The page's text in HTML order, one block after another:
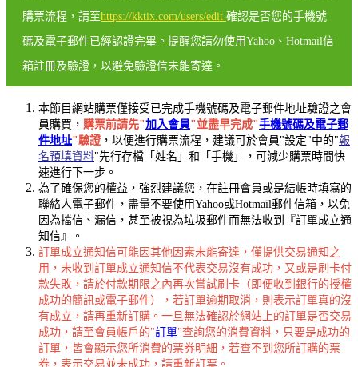
購票流程，請至https://kktix.com/users/edit 確認是否您的手機號
碼及電子郵件已經認證完畢。提醒您請勿使用Yahoo、Hotmail信
箱註冊及驗證，以避免驗證信未能寄達。
本節目網站購票僅接受已完成手機號碼及電子郵件地址驗證之會
員購買， 購票前請先"加入會員"並盡早完成"手機號碼及電子郵
件地址"驗證 ，以便進行購票流程，建議可於會員"設定"中的"報
名預填資料"先行存檔「姓名」和「手機」，可減少購票時間快
速進行下一步。
為了確保您的權益，強烈建議您，在註冊會員或是結帳時填寫的
聯絡人電子郵件，盡量不要使用Yahoo或Hotmail郵件信箱，以免
因為擋信、漏信，甚至被視為垃圾郵件而無法收到『訂單成立通
知信』。
訂單成立通知信可能因其他因素未能寄達，僅提供交易通知之
用，未收到訂單成立通知信不代表交易沒有成功，又或是刷卡付
款失敗，請於付款期限之內再次嘗試刷卡（即便收到銀行的授權
成功的簡訊或電子郵件），若訂單逾期取消，則表示訂單真的沒
有成立，請再重新訂購。一旦無法確認於網站上的訂單是否交易
成功，請至會員帳戶的"訂單"查詢您的消費資料，只要是成功的
訂單，皆會顯示您所消費的票券明細，若查不到您所訂購的票
券，表示交易並未成功，請重新訂票。